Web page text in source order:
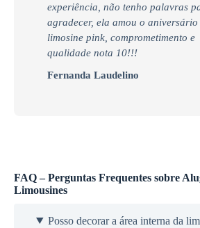
experiência, não tenho palavras
agradecer, ela amou o aniversário
limosine pink, comprometimento e
qualidade nota 10!!!
Fernanda Laudelino
FAQ – Perguntas Frequentes sobre
Limousines
Posso decorar a área interna da